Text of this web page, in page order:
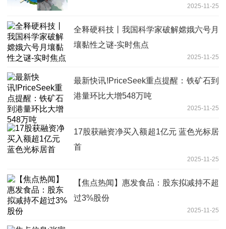
2025-11-25
全释硬科技丨我国科学家破解嫦娥六号月
壤黏性之谜-实时焦点
2025-11-25
最新快讯!PriceSeek重点提醒：铁矿石到
港量环比大增548万吨
2025-11-25
17股获融资净买入额超1亿元 蓝色光标居
首
2025-11-25
【焦点热闻】惠发食品：股东拟减持不超
过3%股份
2025-11-25